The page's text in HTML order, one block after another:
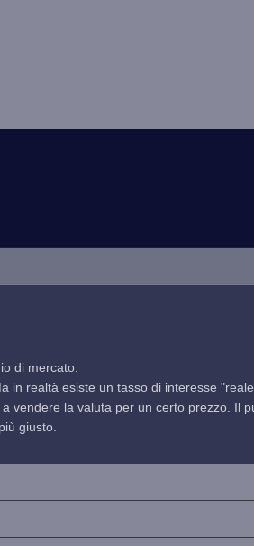
di mercato.
realtà esiste un tasso di interesse
vendere la valuta per un certo prezzo. Il
giusto.